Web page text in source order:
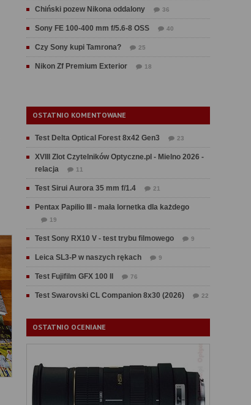
Chiński pozew Nikona oddalony 36
Sony FE 100-400 mm f/5.6-8 OSS 40
Czy Sony kupi Tamrona? 25
Nikon Zf Premium Exterior 18
OSTATNIO KOMENTOWANE
Test Delta Optical Forest 8x42 Gen3 23
XVIII Zlot Czytelników Optyczne.pl - Mielno 2026 -
relacja
11
Test Sirui Aurora 35 mm f/1.4 21
Pentax Papilio III - mała lornetka dla każdego
19
Test Sony RX10 V - test trybu filmowego 9
Leica SL3-P w naszych rękach 9
Test Fujifilm GFX 100 II 76
Test Swarovski CL Companion 8x30 (2026) 22
OSTATNIO OCENIANE